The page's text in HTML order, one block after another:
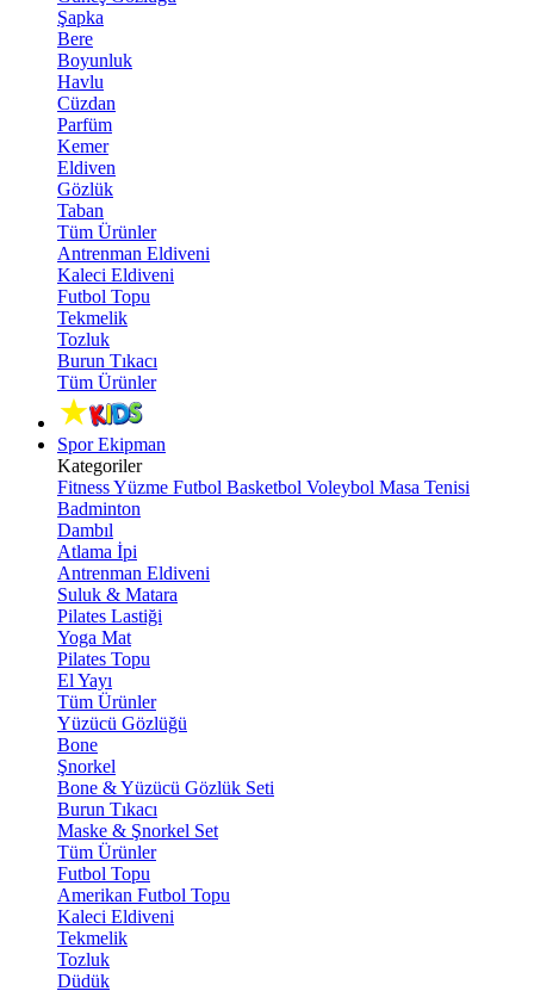
Şapka
Bere
Boyunluk
Havlu
Cüzdan
Parfüm
Kemer
Eldiven
Gözlük
Taban
Tüm Ürünler
Antrenman Eldiveni
Kaleci Eldiveni
Futbol Topu
Tekmelik
Tozluk
Burun Tıkacı
Tüm Ürünler
Spor Ekipman
Kategoriler
FitnessYüzme Futbol Basketbol Voleybol Masa Tenisi
Badminton
Dambıl
Atlama İpi
Antrenman Eldiveni
Suluk & Matara
Pilates Lastiği
Yoga Mat
Pilates Topu
El Yayı
Tüm Ürünler
Yüzücü Gözlüğü
Bone
Şnorkel
Bone & Yüzücü Gözlük Seti
Burun Tıkacı
Maske & Şnorkel Set
Tüm Ürünler
Futbol Topu
Amerikan Futbol Topu
Kaleci Eldiveni
Tekmelik
Tozluk
Düdük